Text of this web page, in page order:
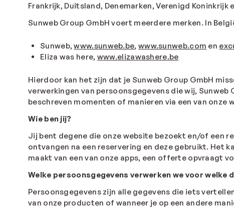
Frankrijk, Duitsland, Denemarken, Verenigd Koninkrijk
Sunweb Group GmbH voert meerdere merken. In
Sunweb,www.sunweb.be, www.sunweb.com en
Eliza was here, www.elizawashere.be
Hierdoor kan het zijn dat je Sunweb Group GmbH
verwerkingen van persoonsgegevens die wij,
beschreven momenten of manieren via een van onze
Wie ben jij?
Jij bent degene die onze website bezoekt en/of een
ontvangen na een reservering en deze gebruikt. Het
maakt van een van onze apps, een offerte opvraagt
Welke persoonsgegevens verwerken we voor welke
Persoonsgegevens zijn alle gegevens die iets
van onze producten of wanneer je op een andere